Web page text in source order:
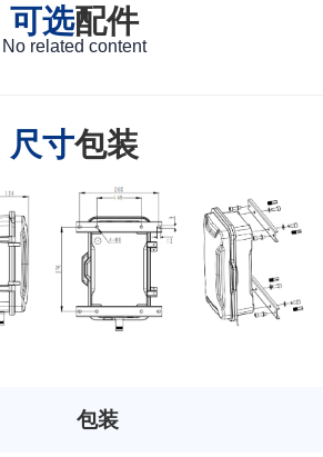
可选配件
No related content
尺寸包装
包装